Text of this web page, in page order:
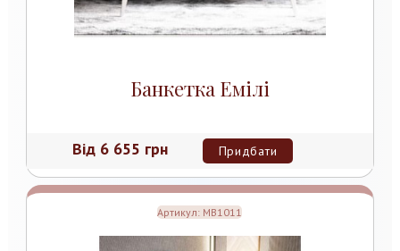
Банкетка Емілі
Від 6 655 грн Придбати
Артикул: MB1011